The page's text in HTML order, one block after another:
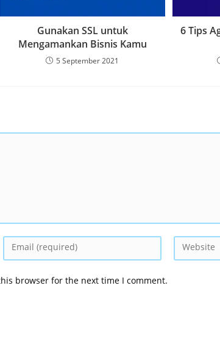
Gunakan SSL untuk
Mengamankan Bisnis Kamu
5 September 2021
6 Tips
browser for the next time I comment.